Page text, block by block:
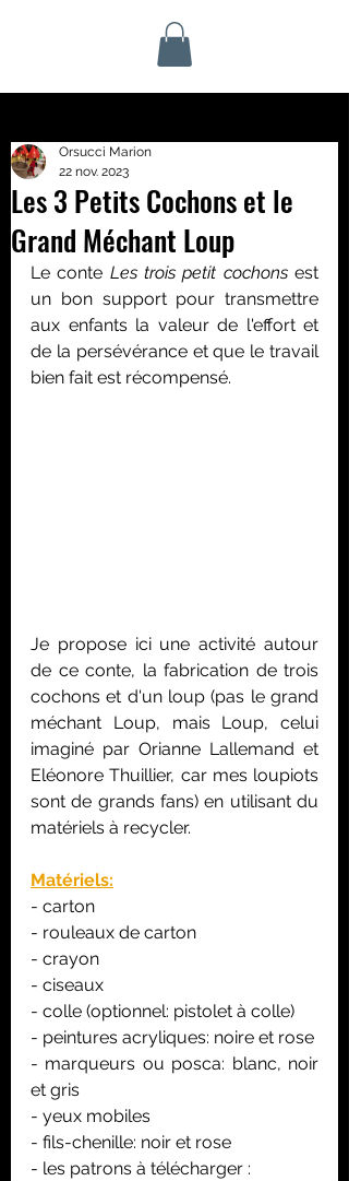
Les 3 Petits Cochons et le
Grand Méchant Loup
Orsucci Marion
22 nov. 2023
Le conte Les trois petit cochons est
un bon support pour transmettre
aux enfants la valeur de l'effort et
de la persévérance et que le travail
bien fait est récompensé.
Je propose ici une activité autour
de ce conte, la fabrication de trois
cochons et d'un loup (pas le grand
méchant Loup, mais Loup, celui
imaginé par Orianne Lallemand et
Eléonore Thuillier, car mes loupiots
sont de grands fans) en utilisant du
matériels à recycler.
Matériels:
- carton
- rouleaux de carton
- crayon
- ciseaux
- colle (optionnel: pistolet à colle)
- peintures acryliques: noire et rose
- marqueurs ou posca: blanc, noir
et gris
- yeux mobiles
- fils-chenille: noir et rose
- les patrons à télécharger :